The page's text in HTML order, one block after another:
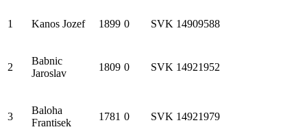
1 Kanos Jozef 1899 0 SVK 14909588
2
Babnic
Jaroslav
1809 0 SVK 14921952
3
Baloha
Frantisek
1781 0 SVK 14921979